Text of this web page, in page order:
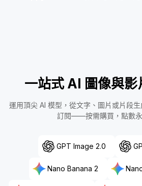
一站式 AI 圖像與影
運用頂尖 AI 模型，從文字、圖片或片段
訂閱——按需購買，點數永
GPT Image 2.0
Nano Banana 2